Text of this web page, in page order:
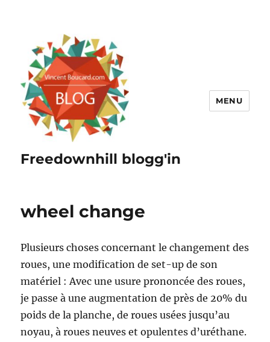
Freedownhill blogg'in
MENU
wheel change
Plusieurs choses concernant le changement des
roues, une modification de set-up de son
matériel : Avec une usure prononcée des roues,
je passe à une augmentation de près de 20% du
poids de la planche, de roues usées jusqu’au
noyau, à roues neuves et opulentes d’uréthane.